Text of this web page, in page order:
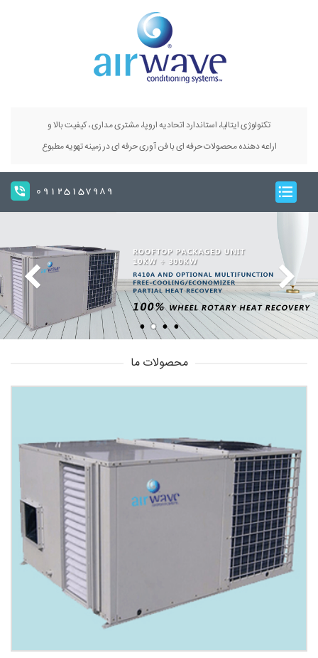
تکنولوژی ایتالیا، استاندارد اتحادیه اروپا، مشتری مداری ، کیفیت بالا و
اراعه دهنده محصولات حرفه ای با فن آوری حرفه ای در زمینه تهویه مطبوع
09125157989
محصولات ما